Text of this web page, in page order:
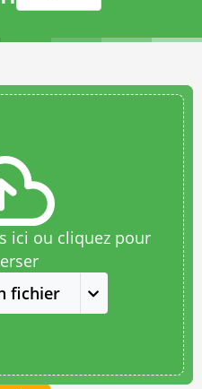
ici ou cliquez pour
fichier